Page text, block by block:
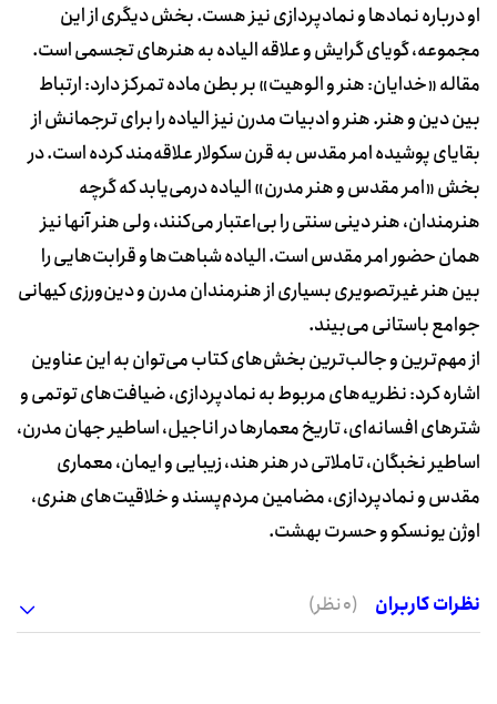
او درباره نمادها و نمادپردازی نیز هست. بخش دیگری از این
مجموعه، گویای گرایش و علاقه الیاده به هنرهای تجسمی است.
مقاله «خدایان: هنر و الوهیت» بر بطن ماده تمرکز دارد: ارتباط
بین دین و هنر. هنر و ادبیات مدرن نیز الیاده را برای ترجمانش از
بقایای پوشیده امر مقدس به قرن سکولار علاقه‌مند کرده است. در
بخش «امر مقدس و هنر مدرن» الیاده درمی‌یابد که گرچه
هنرمندان، هنر دینی سنتی را بی‌اعتبار می‌کنند، ولی هنر آنها نیز
همان حضور امر مقدس است. الیاده شباهت‌ها و قرابت‌هایی را
بین هنر غیرتصویری بسیاری از هنرمندان مدرن و دین‌ورزی کیهانی
جوامع باستانی می‌بیند.
از مهم‌ترین و جالب‌ترین بخش‌های کتاب می‌توان به این عناوین
اشاره کرد: نظریه‌های مربوط به نمادپردازی، ضیافت‌های توتمی و
شترهای افسانه‌ای، تاریخ معمارها در اناجیل، اساطیر جهان مدرن،
اساطیر نخبگان، تاملاتی در هنر هند، زیبایی و ایمان، معماری
مقدس و نمادپردازی، مضامین مردم‌پسند و خلاقیت‌های هنری،
اوژن یونسکو و حسرت بهشت.
نظرات کاربران (0 نظر)